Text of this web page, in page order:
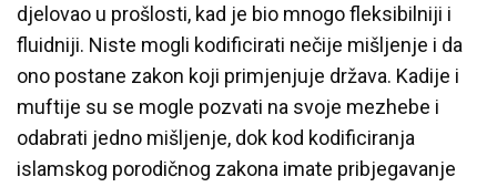
djelovao u prošlosti, kad je bio mnogo fleksibilniji i
fluidniji. Niste mogli kodificirati nečije mišljenje i da
ono postane zakon koji primjenjuje država. Kadije i
muftije su se mogle pozvati na svoje mezhebe i
odabrati jedno mišljenje, dok kod kodificiranja
islamskog porodičnog zakona imate pribjegavanje